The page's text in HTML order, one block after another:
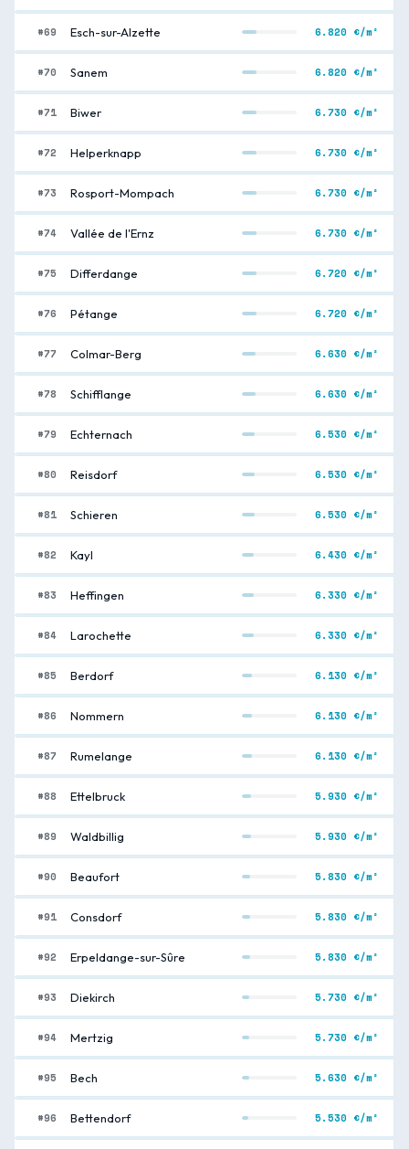
#69 Esch-sur-Alzette 6.820 €/m²
#70 Sanem 6.820 €/m²
#71 Biwer 6.730 €/m²
#72 Helperknapp 6.730 €/m²
#73 Rosport-Mompach 6.730 €/m²
#74 Vallée de l'Ernz 6.730 €/m²
#75 Differdange 6.720 €/m²
#76 Pétange 6.720 €/m²
#77 Colmar-Berg 6.630 €/m²
#78 Schifflange 6.630 €/m²
#79 Echternach 6.530 €/m²
#80 Reisdorf 6.530 €/m²
#81 Schieren 6.530 €/m²
#82 Kayl 6.430 €/m²
#83 Heffingen 6.330 €/m²
#84 Larochette 6.330 €/m²
#85 Berdorf 6.130 €/m²
#86 Nommern 6.130 €/m²
#87 Rumelange 6.130 €/m²
#88 Ettelbruck 5.930 €/m²
#89 Waldbillig 5.930 €/m²
#90 Beaufort 5.830 €/m²
#91 Consdorf 5.830 €/m²
#92 Erpeldange-sur-Sûre 5.830 €/m²
#93 Diekirch 5.730 €/m²
#94 Mertzig 5.730 €/m²
#95 Bech 5.630 €/m²
#96 Bettendorf 5.530 €/m²